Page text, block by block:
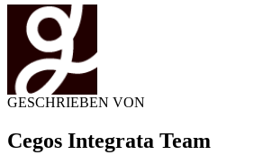
GESCHRIEBEN VON
Cegos Integrata Team